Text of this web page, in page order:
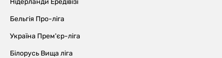
Бельгія Про-ліга
Україна Прем'єр-ліга
Білорусь Вища ліга